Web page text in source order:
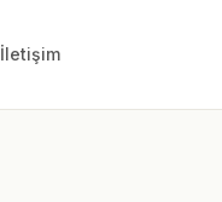
İletişim